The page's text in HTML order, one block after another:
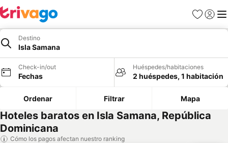
Favoritos
Iniciar
Destino
Isla Samana
Check-in/out
Fechas
Huéspedes/habitaciones
2 huéspedes, 1 habitación
Ordenar Filtrar Mapa
Hoteles baratos en Isla Samana, República
Dominicana
Cómo los pagos afectan nuestro ranking